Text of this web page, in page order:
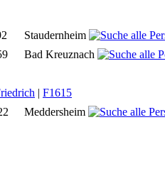
Staudernheim
Bad Kreuznach
| F1615
Meddersheim